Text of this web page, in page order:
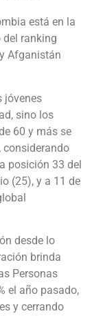
está en la
del ranking
Afganistán
jóvenes
sino los
60 y más se
considerando
posición 33 del
(25), y a 11 de
desde lo
brinda
Personas
el año pasado,
y cerrando